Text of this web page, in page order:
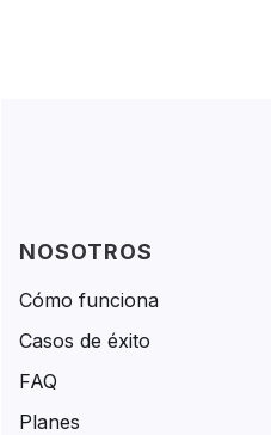
NOSOTROS
Cómo funciona
Casos de éxito
FAQ
Planes